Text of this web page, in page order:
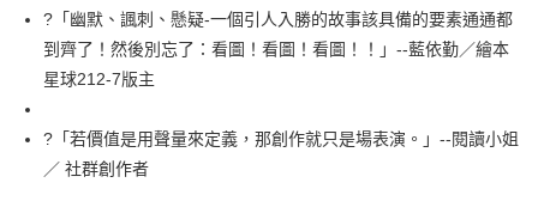
?「幽默、諷刺、懸疑-一個引人入勝的故事該具備的要素通通都
到齊了！然後別忘了：看圖！看圖！看圖！！」--藍依勤／繪本
星球212-7版主
?「若價值是用聲量來定義，那創作就只是場表演。」--閱讀小姐
／ 社群創作者